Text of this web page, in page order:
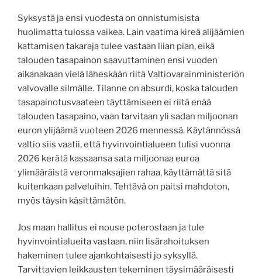
Syksystä ja ensi vuodesta on onnistumisista
huolimatta tulossa vaikea. Lain vaatima kireä alijäämien
kattamisen takaraja tulee vastaan liian pian, eikä
talouden tasapainon saavuttaminen ensi vuoden
aikanakaan vielä läheskään riitä Valtiovarainministeriön
valvovalle silmälle. Tilanne on absurdi, koska talouden
tasapainotusvaateen täyttämiseen ei riitä enää
talouden tasapaino, vaan tarvitaan yli sadan miljoonan
euron ylijäämä vuoteen 2026 mennessä. Käytännössä
valtio siis vaatii, että hyvinvointialueen tulisi vuonna
2026 kerätä kassaansa sata miljoonaa euroa
ylimääräistä veronmaksajien rahaa, käyttämättä sitä
kuitenkaan palveluihin. Tehtävä on paitsi mahdoton,
myös täysin käsittämätön.
Jos maan hallitus ei nouse poterostaan ja tule
hyvinvointialueita vastaan, niin lisärahoituksen
hakeminen tulee ajankohtaisesti jo syksyllä.
Tarvittavien leikkausten tekeminen täysimääräisesti